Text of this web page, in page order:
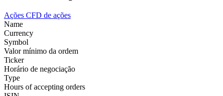
Ações CFD de ações
Name
Currency
Symbol
Valor mínimo da ordem
Ticker
Horário de negociação
Type
Hours of accepting orders